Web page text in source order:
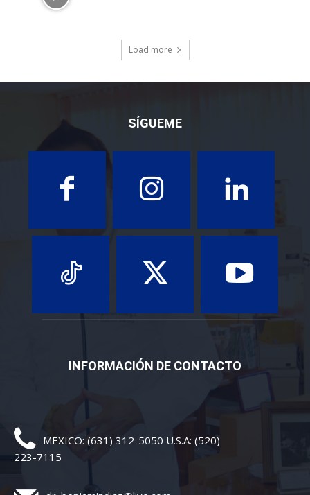
Load more
SÍGUEME
INFORMACIÓN DE CONTACTO
MEXICO: (631) 312-5050 U.S.A: (520)
223-7115